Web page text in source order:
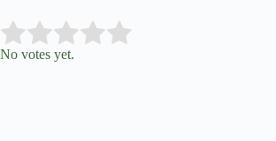
Rate this item:
No votes yet.